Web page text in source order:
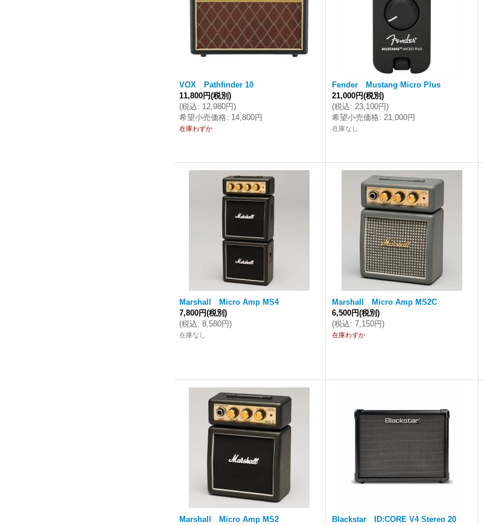
VOX Pathfinder 10
11,800円(税別)
(税込: 12,980円)
希望小売価格: 14,800円
在庫わずか
Fender Mustang Micro Plus
21,000円(税別)
(税込: 23,100円)
希望小売価格: 21,000円
在庫なし
Marshall Micro Amp MS4
7,800円(税別)
(税込: 8,580円)
在庫なし
Marshall Micro Amp MS2C
6,500円(税別)
(税込: 7,150円)
在庫わずか
Marshall Micro Amp MS2
Blackstar ID:CORE V4 Stereo 20